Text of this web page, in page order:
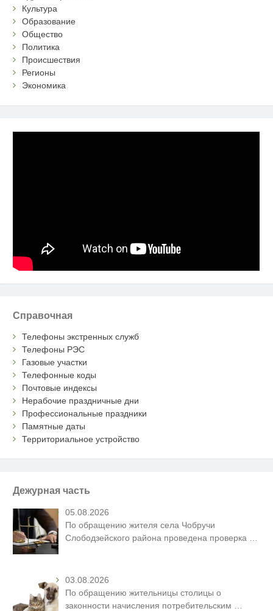
Культура
Образование
Общество
Политика
Происшествия
Регионы
Экономика
Справочная
Телефоны экстренных служб
Телефоны РЭС
Газовые участки
Телефонные коды
Почтовые индексы
Нерабочие праздничные дни
Профессиональные праздники
Памятные даты
Территориальное устройство
Дежурная часть
05.08.2026
По обращению жителя села Чобручи
Слободзейского района проведена проверка
03.08.2026
По обращению жительницы столицы о
законности начисления потребительским